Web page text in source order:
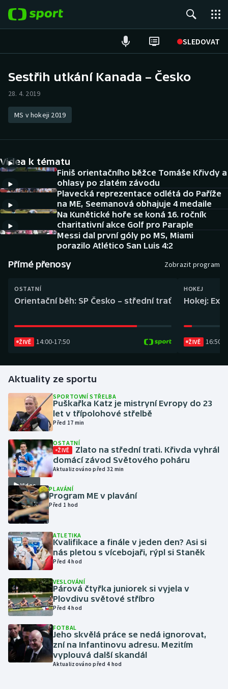
SLEDOVAT
Hokej
Tenis
Atletika
Cyklistika
DALŠÍ SPORTY
Americký fotbal
Baseball a softbal
Basketbal
Biatlon
Dostihy
Florbal
Futsal
Golf
Gymnastika
Házená
Jezdectví
Judo
Krasobruslení
Lezení
Lyže a snowboard
Moderní pětiboj
NEPŘEHLÉDNĚTE
Soutěže
Historické návraty
Aplikace ČT sport
Sestřih utkání Kanada – Česko
28. 4. 2019
MS v hokeji 2019
Videa k tématu
Finiš orientačního běžce Tomáše Křivdy a
ohlasy po zlatém závodu
Plavecká reprezentace odlétá do Paříže
na ME, Seemanová obhajuje 4 medaile
Na Kunětické hoře se koná 16. ročník
charitativní akce Golf pro Paraple
Messi dal první góly po MS, Miami
porazilo Atlético San Luis 4:2
Přímé přenosy Zobrazit program
OSTATNÍ
Orientační běh: SP Česko – střední trať
ŽIVĚ 14:00-17:50
HOKEJ
Hokej:
ŽIVĚ 16:50
Aktuality ze sportu
SPORTOVNÍ STŘELBA
Puškařka Katz je mistryní Evropy do 23
let v třípolohové střelbě
Před 17 min
Video
OSTATNÍ
ŽIVĚ
Zlato na střední trati. Křivda vyhrál
domácí závod Světového poháru
Aktualizováno před 32 min
PLAVÁNÍ
Program ME v plavání
Před 1 hod
ATLETIKA
Kvalifikace a finále v jeden den? Asi si
nás pletou s vícebojaři, rýpl si Staněk
Před 4 hod
VESLOVÁNÍ
Párová čtyřka juniorek si vyjela v
Plovdivu světové stříbro
Před 4 hod
FOTBAL
Jeho skvělá práce se nedá ignorovat,
zní na Infantinovu adresu. Mezitím
vyplouvá další skandál
Aktualizováno před 4 hod